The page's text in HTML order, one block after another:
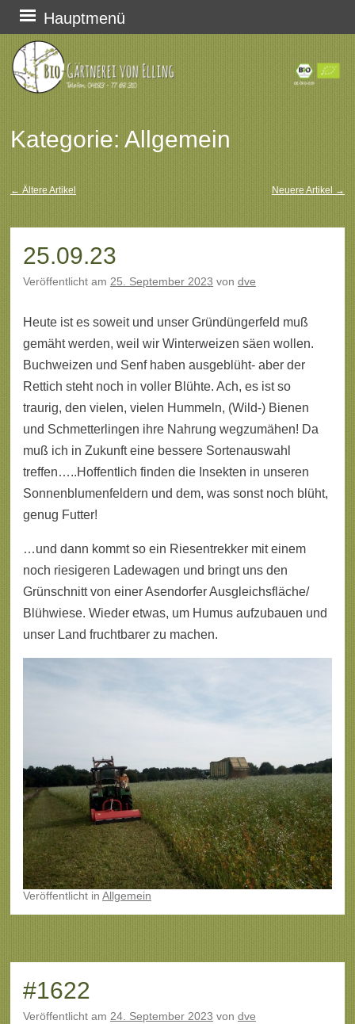
Hauptmenü
Zum
Inhalt
springen
Kategorie: Allgemein
← Ältere Artikel Neuere Artikel →
25.09.23
Veröffentlicht am 25. September 2023 von dve
Heute ist es soweit und unser Gründüngerfeld muß
gemäht werden, weil wir Winterweizen säen wollen.
Buchweizen und Senf haben ausgeblüht- aber der
Rettich steht noch in voller Blühte. Ach, es ist so
traurig, den vielen, vielen Hummeln, (Wild-) Bienen
und Schmetterlingen ihre Nahrung wegzumähen! Da
muß ich in Zukunft eine bessere Sortenauswahl
treffen…..Hoffentlich finden die Insekten in unseren
Sonnenblumenfeldern und dem, was sonst noch blüht,
genug Futter!
…und dann kommt so ein Riesentrekker mit einem
noch riesigeren Ladewagen und bringt uns den
Grünschnitt von einer Asendorfer Ausgleichsfläche/
Blühwiese. Wieder etwas, um Humus aufzubauen und
unser Land fruchtbarer zu machen.
Veröffentlicht in Allgemein
#1622
Veröffentlicht am 24. September 2023 von dve